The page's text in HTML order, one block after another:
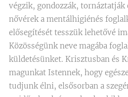
végzik, gondozzák, tornáztatják
nővérek a mentálhigiénés
elősegítését tesszük lehetővé
Közösségünk neve magába
küldetésünket. Krisztusban és
magunkat Istennek, hogy
tudjunk élni, elsősorban a